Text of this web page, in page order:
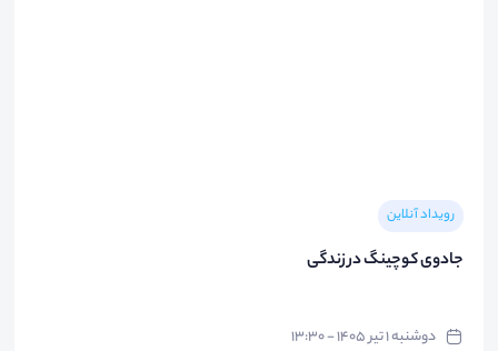
رویداد آنلاین
جادوی کوچینگ در زندگی
دوشنبه ۱ تیر ۱۴۰۵ - ۱۳:۳۰